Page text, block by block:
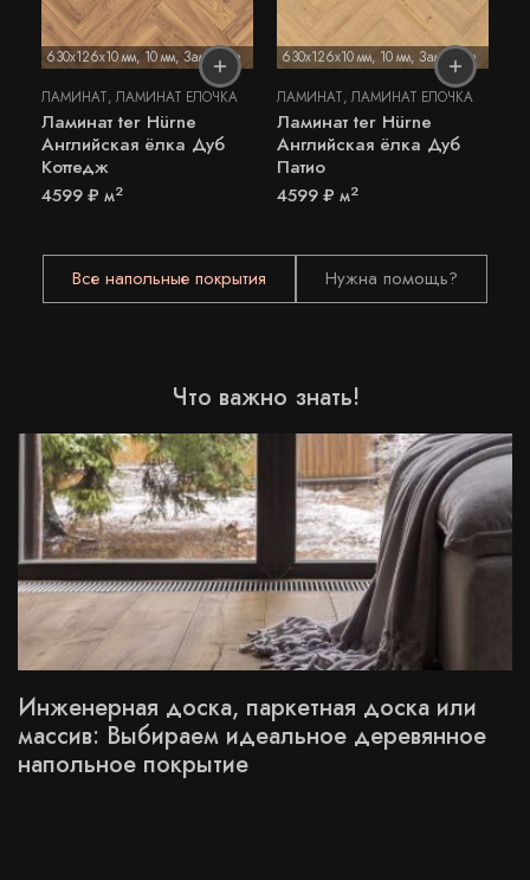
630х126x10 мм,10 мм, Замковое
ЛАМИНАТ, ЛАМИНАТ ЁЛОЧКА
Ламинат ter Hürne
Английская ёлка Дуб
Коттедж
4599₽ м2
630х126x10 мм, 10 мм, Замковое
ЛАМИНАТ, ЛАМИНАТ ЁЛОЧКА
Ламинат ter Hürne
Английская ёлка Дуб
Патио
4599₽ м2
Все напольные покрытия Нужна помощь?
Что важно знать!
Инженерная доска, паркетная доска или
массив: Выбираем идеальное деревянное
напольное покрытие